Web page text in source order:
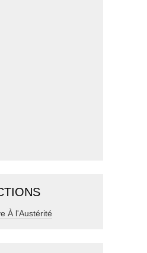
À l'Austérité